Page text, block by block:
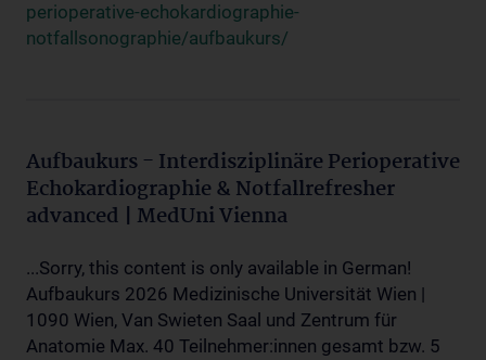
perioperative-echokardiographie-
notfallsonographie/aufbaukurs/
Aufbaukurs - Interdisziplinäre Perioperative
Echokardiographie & Notfallrefresher
advanced | MedUni Vienna
...Sorry, this content is only available in German!
Aufbaukurs 2026 Medizinische Universität Wien |
1090 Wien, Van Swieten Saal und Zentrum für
Anatomie Max. 40 Teilnehmer:innen gesamt bzw. 5